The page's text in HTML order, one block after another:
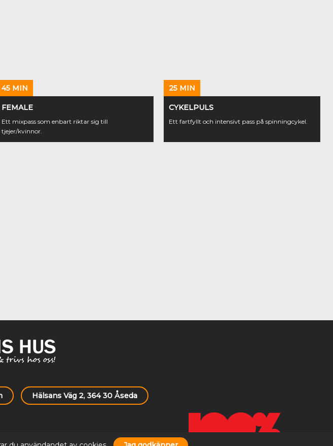
45 MIN
FEMALE
Ett mixpass som enbart riktar sig till
tjejer/kvinnor.
25 MIN
CYKELPULS
Ett fartfyllt och intensivt pass på spinningcykel.
Hälsans Väg 2, 364 30 Åseda